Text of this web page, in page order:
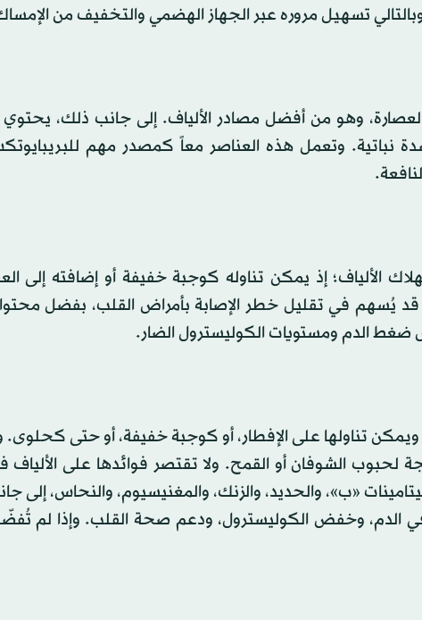
تسهيل مروره عبر الجهاز الهضمي والتخفيف من
بالعصارة، وهو من أفضل مصادر الألياف. إلى جانب ذلك،
نباتية. وتعمل هذه العناصر معاً كمصدر مهم
الألياف؛ إذ يمكن تناوله كوجبة خفيفة أو إضافته إلى
قد يُسهم في تقليل خطر الإصابة بأمراض القلب، بفضل
الدم ومستويات الكوليسترول الضار.
ويمكن تناولها على الإفطار، أو كوجبة خفيفة، أو حتى كحلوى.
لحبوب الشوفان أو القمح. ولا تقتصر فوائدها على
«ب»، والحديد، والزنك، والمغنيسيوم، والنحاس، إلى
الدم، وخفض الكوليسترول، ودعم صحة القلب. وإذا لم